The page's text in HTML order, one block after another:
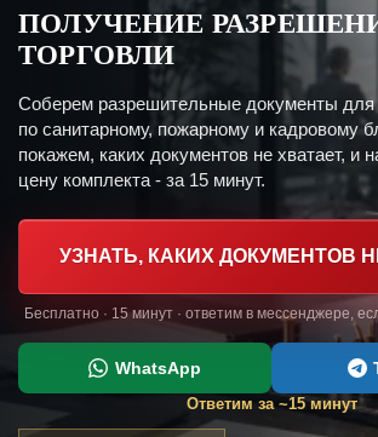
ПОЛУЧЕНИЕ
ТОРГОВЛИ
Соберем разрешительные документы для
по санитарному, пожарному и кадровому
покажем, каких документов не хватает, и
цену комплекта - за 15 минут.
УЗНАТЬ, КАКИХ ДОКУМЕНТОВ
Бесплатно · 15 минут · ответим в мессенджере,
WhatsApp
Ответим за ~15 минут